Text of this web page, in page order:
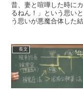
昔、妻と喧嘩した時に
るねん！」という思い
う思いが悪魔合体した
長文